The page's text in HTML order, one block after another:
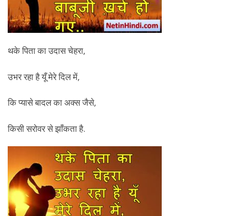
थके पिता का उदास चेहरा,
उभर रहा है यूँ मेरे दिल में,
कि प्यासे बादल का अक्स जैसे,
किसी सरोवर से झाँकता है.